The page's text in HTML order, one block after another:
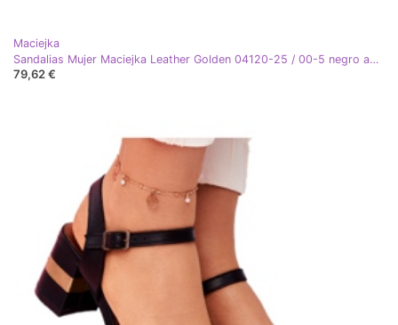
Maciejka
Sandalias Mujer Maciejka Leather Golden 04120-25 / 00-5 negro amarillo
79,62 €